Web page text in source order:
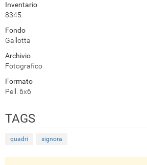
Inventario
8345
Fondo
Gallotta
Archivio
Fotografico
Formato
Pell. 6x6
TAGS
quadri signora